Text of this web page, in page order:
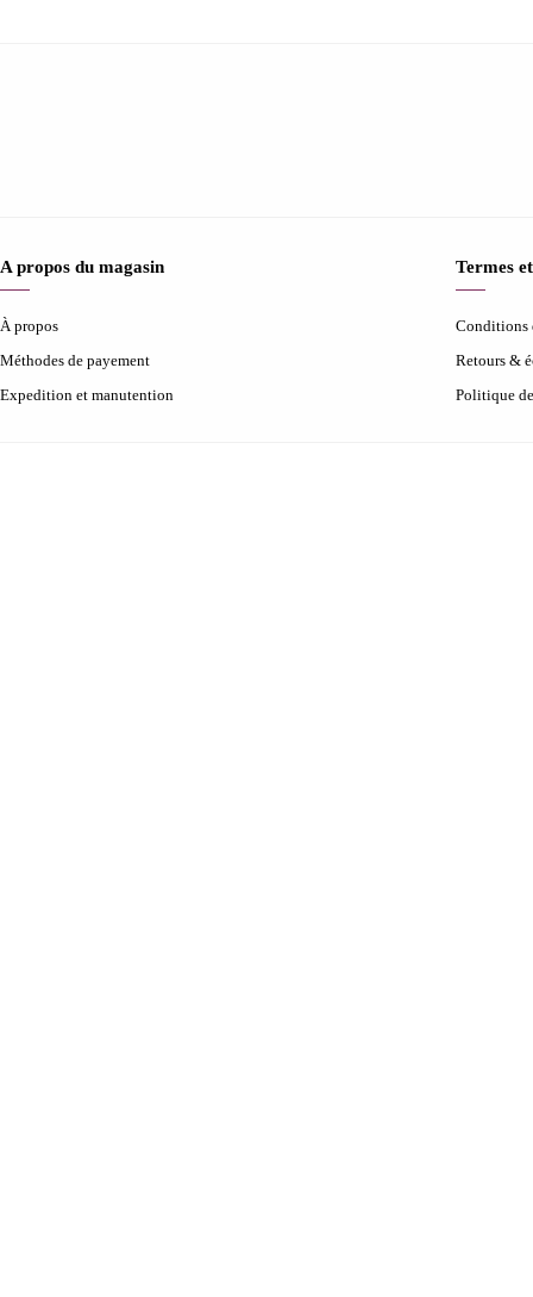
A propos du magasin
À propos
Méthodes de payement
Expedition et manutention
Termes
Conditions
Retours &
Politique